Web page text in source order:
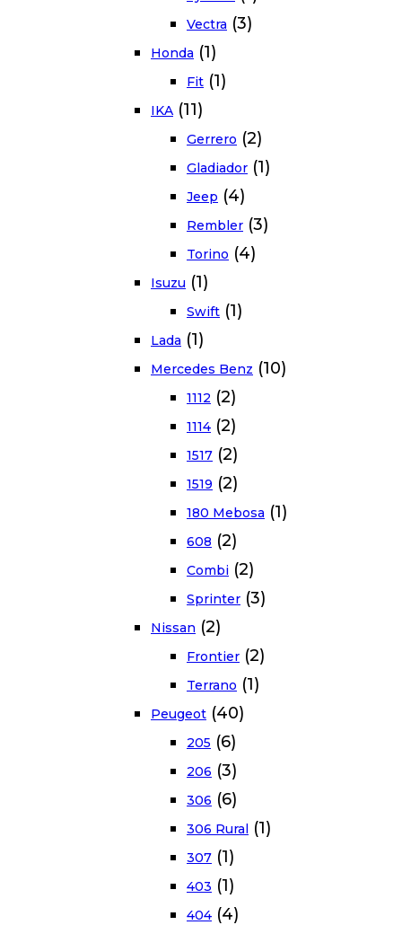
Vectra (3)
Honda (1)
Fit (1)
IKA (11)
Gerrero (2)
Gladiador (1)
Jeep (4)
Rembler (3)
Torino (4)
Isuzu (1)
Swift (1)
Lada (1)
Mercedes Benz (10)
1112 (2)
1114 (2)
1517 (2)
1519 (2)
180 Mebosa (1)
608 (2)
Combi (2)
Sprinter (3)
Nissan (2)
Frontier (2)
Terrano (1)
Peugeot (40)
205 (6)
206 (3)
306 (6)
306 Rural (1)
307 (1)
403 (1)
404 (4)